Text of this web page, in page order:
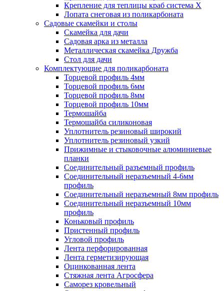
Крепление для теплицы краб система Х
Лопата снеговая из поликарбоната
Садовые скамейки и столы
Скамейка для дачи
Садовая арка из металла
Металлическая скамейка Дружба
Стол для дачи
Комплектующие для поликарбоната
Торцевой профиль 4мм
Торцевой профиль 6мм
Торцевой профиль 8мм
Торцевой профиль 10мм
Термошайба
Термошайба силиконовая
Уплотнитель резиновый широкий
Уплотнитель резиновый узкий
Прижимные и стыковочные алюминиевые
планки
Соединительный разъемный профиль
Соединительный неразъемный 4-6мм
профиль
Соединительный неразъемный 8мм профиль
Соединительный неразъемный 10мм
профиль
Коньковый профиль
Пристенный профиль
Угловой профиль
Лента перфорированная
Лента герметизирующая
Оцинкованная лента
Стяжная лента Агросфера
Саморез кровельный